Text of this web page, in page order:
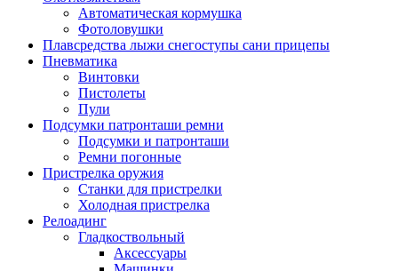
Автоматическая кормушка
Фотоловушки
Плавсредства лыжи снегоступы сани прицепы
Пневматика
Винтовки
Пистолеты
Пули
Подсумки патронташи ремни
Подсумки и патронташи
Ремни погонные
Пристрелка оружия
Станки для пристрелки
Холодная пристрелка
Релоадинг
Гладкоствольный
Аксессуары